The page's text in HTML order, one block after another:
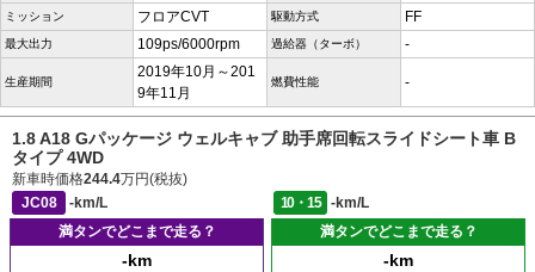
ミッション フロアCVT 駆動方式 FF
最大出力 109ps/6000rpm 過給器（ターボ） -
生産期間
2019年10月～201
9年11月
燃費性能 -
1.8 A18 Gパッケージ ウェルキャブ 助手席回転スライドシート車 B
タイプ 4WD
新車時価格244.4万円(税抜)
JC08
-km/L 10・15
-km/L
満タンでどこまで走る？
-km
満タンでどこまで走る？
-km